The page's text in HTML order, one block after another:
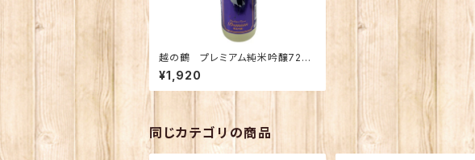
越の鶴 プレミアム純米吟醸720
ｍｌ
¥1,920
同じカテゴリの商品